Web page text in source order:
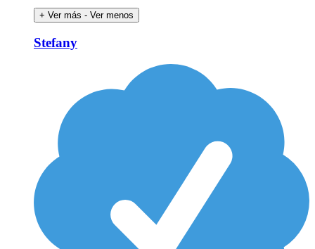
+ Ver más - Ver menos
Stefany